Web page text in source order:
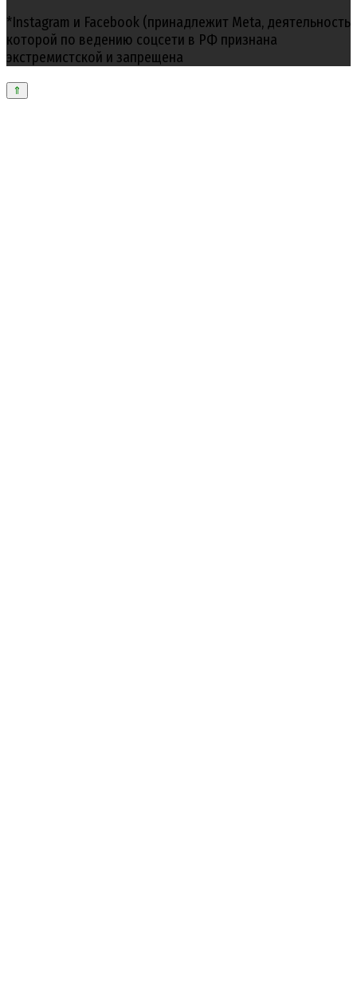
*Instagram и Facebook (принадлежит Meta, деятельность
которой по ведению соцсети в РФ признана
экстремистской и запрещена